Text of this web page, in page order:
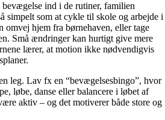
ind i de rutiner, familien
simpelt som at cykle til skole og arbejde i
omvej hjem fra børnehaven, eller tage
Små ændringer kan hurtigt give mere
lærer, at motion ikke nødvendigvis
leg. Lav fx en “bevægelsesbingo”, hvor
løbe, danse eller balancere i løbet af
aktiv – og det motiverer både store og